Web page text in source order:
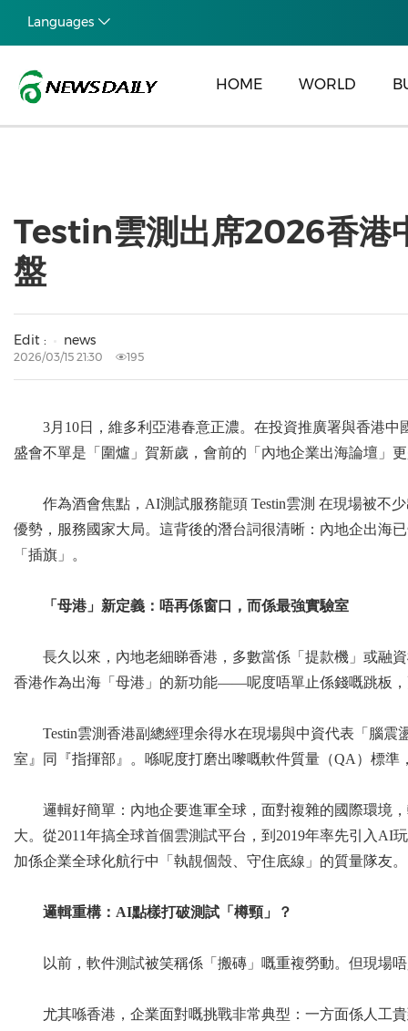
Languages
HOME WORLD
Testin雲測出席2026香港
盤
Edit : news
2026/03/15 21:30 195
3月10日，維多利亞港春意正濃。在投資推廣署與香港
盛會不單是「圍爐」賀新歲，會前的「內地企業出海論壇」
作為酒會焦點，AI測試服務龍頭 Testin雲測 在現場被不
優勢，服務國家大局。這背後的潛台詞很清晰：內地企出海
「插旗」。
「母港」新定義：唔再係窗口，而係最強實驗室
長久以來，內地老細睇香港，多數當係「提款機」或融
香港作為出海「母港」的新功能——呢度唔單止係錢嘅跳板
Testin雲測香港副總經理余得水在現場與中資代表「腦
室』同『指揮部』。喺呢度打磨出嚟嘅軟件質量（QA）標
邏輯好簡單：內地企要進軍全球，面對複雜的國際環境
大。從2011年搞全球首個雲測試平台，到2019年率先引入AI
加係企業全球化航行中「執靚個殼、守住底線」的質量隊友。
邏輯重構： AI點樣打破測試「樽頸」？
以前，軟件測試被笑稱係「搬磚」嘅重複勞動。但現場
尤其喺香港，企業面對嘅挑戰非常典型：一方面係人工